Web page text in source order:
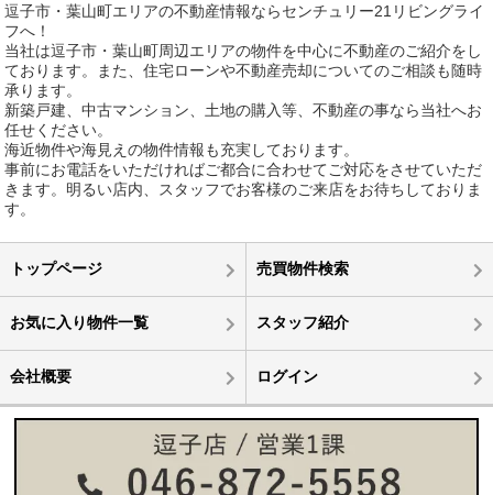
逗子市・葉山町エリアの不動産情報ならセンチュリー21リビングライ
フへ！
当社は逗子市・葉山町周辺エリアの物件を中心に不動産のご紹介をし
ております。また、住宅ローンや不動産売却についてのご相談も随時
承ります。
新築戸建、中古マンション、土地の購入等、不動産の事なら当社へお
任せください。
海近物件や海見えの物件情報も充実しております。
事前にお電話をいただければご都合に合わせてご対応をさせていただ
きます。明るい店内、スタッフでお客様のご来店をお待ちしておりま
す。
トップページ 売買物件検索
お気に入り物件一覧 スタッフ紹介
会社概要 ログイン